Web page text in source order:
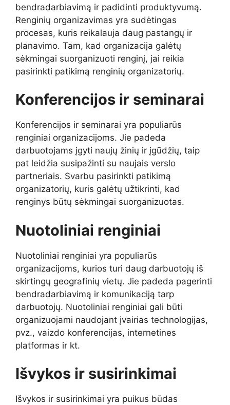
bendradarbiavimą ir padidinti produktyvumą.
Renginių organizavimas yra sudėtingas
procesas, kuris reikalauja daug pastangų ir
planavimo. Tam, kad organizacija galėtų
sėkmingai suorganizuoti renginį, jai reikia
pasirinkti patikimą renginių organizatorių.
Konferencijos ir seminarai
Konferencijos ir seminarai yra populiarūs
renginiai organizacijoms. Jie padeda
darbuotojams įgyti naujų žinių ir įgūdžių, taip
pat leidžia susipažinti su naujais verslo
partneriais. Svarbu pasirinkti patikimą
organizatorių, kuris galėtų užtikrinti, kad
renginys būtų sėkmingai suorganizuotas.
Nuotoliniai renginiai
Nuotoliniai renginiai yra populiarūs
organizacijoms, kurios turi daug darbuotojų iš
skirtingų geografinių vietų. Jie padeda pagerinti
bendradarbiavimą ir komunikaciją tarp
darbuotojų. Nuotoliniai renginiai gali būti
organizuojami naudojant įvairias technologijas,
pvz., vaizdo konferencijas, internetines
platformas ir kt.
Išvykos ir susirinkimai
Išvykos ir susirinkimai yra puikus būdas